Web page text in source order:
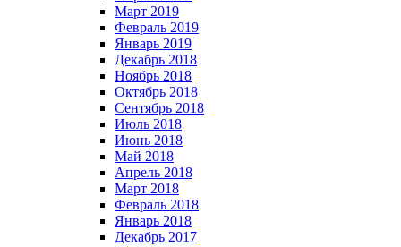
Март 2019
Февраль 2019
Январь 2019
Декабрь 2018
Ноябрь 2018
Октябрь 2018
Сентябрь 2018
Июль 2018
Июнь 2018
Май 2018
Апрель 2018
Март 2018
Февраль 2018
Январь 2018
Декабрь 2017